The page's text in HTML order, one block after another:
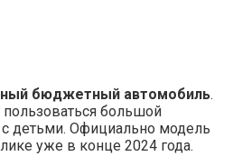
бюджетный автомобиль.
пользоваться большой
детьми. Официально модель
уже в конце 2024 года.